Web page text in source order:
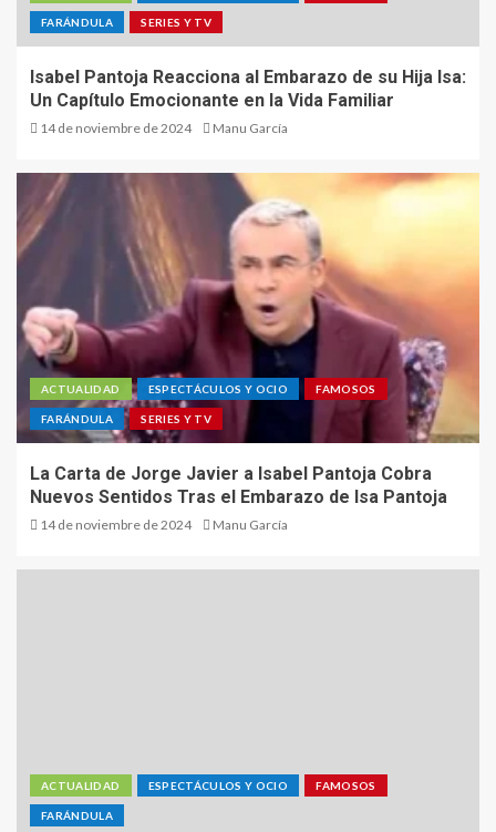
FARÁNDULA SERIES Y TV
Isabel Pantoja Reacciona al Embarazo de su Hija Isa:
Un Capítulo Emocionante en la Vida Familiar
14 de noviembre de 2024 Manu García
ACTUALIDAD ESPECTÁCULOS Y OCIO FAMOSOS
FARÁNDULA SERIES Y TV
La Carta de Jorge Javier a Isabel Pantoja Cobra
Nuevos Sentidos Tras el Embarazo de Isa Pantoja
14 de noviembre de 2024 Manu García
ACTUALIDAD ESPECTÁCULOS Y OCIO FAMOSOS
FARÁNDULA